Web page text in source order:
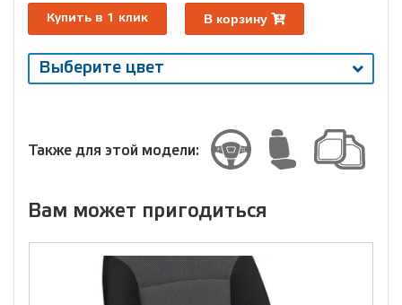
Купить в 1 клик В корзину
Выберите цвет
Выберите
Также для этой модели:
Вам может пригодиться